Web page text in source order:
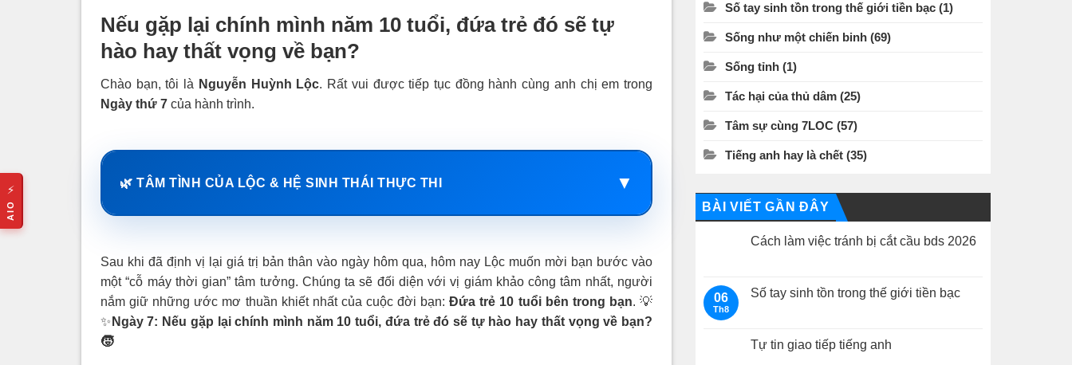
Nếu gặp lại chính mình năm 10 tuổi, đứa trẻ đó sẽ tự
hào hay thất vọng về bạn?
Chào bạn, tôi là Nguyễn Huỳnh Lộc. Rất vui được tiếp tục đồng hành cùng anh chị em trong
Ngày thứ 7 của hành trình.
🌿 TÂM TÌNH CỦA LỘC & HỆ SINH THÁI THỰC THI ▼
Sau khi đã định vị lại giá trị bản thân vào ngày hôm qua, hôm nay Lộc muốn mời bạn bước vào
một “cỗ máy thời gian” tâm tưởng. Chúng ta sẽ đối diện với vị giám khảo công tâm nhất, người
nắm giữ những ước mơ thuần khiết nhất của cuộc đời bạn:Đứa trẻ 10 tuổi bên trong bạn. 💡
✨ Ngày 7: Nếu gặp lại chính mình năm 10 tuổi, đứa trẻ đó sẽ tự hào hay thất vọng về bạn?
🧒
Số tay sinh tồn trong thế giới tiền bạc (1)
Sống như một chiến binh (69)
Sống tỉnh (1)
Tác hại của thủ dâm (25)
Tâm sự cùng 7LOC (57)
Tiếng anh hay là chết (35)
BÀI VIẾT GẦN ĐÂY
Cách làm việc tránh bị cắt cầu bds 2026
luận
ở
tránh
bị
06
Th8
Số tay sinh tồn trong thế giới tiền bạc
luận
ở
Tự tin giao tiếp tiếng anh
⚡
AIO